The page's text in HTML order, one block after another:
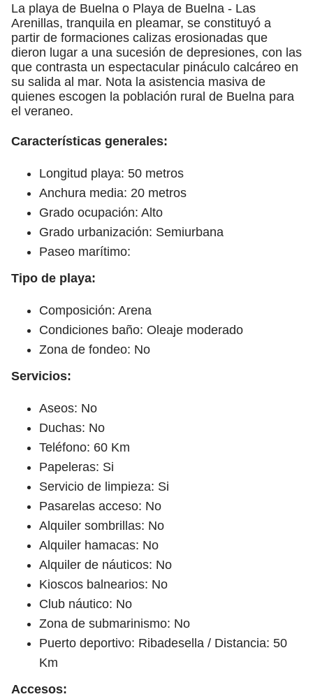
La playa de Buelna o Playa de Buelna - Las
Arenillas, tranquila en pleamar, se constituyó a
partir de formaciones calizas erosionadas que
dieron lugar a una sucesión de depresiones, con las
que contrasta un espectacular pináculo calcáreo en
su salida al mar. Nota la asistencia masiva de
quienes escogen la población rural de Buelna para
el veraneo.
Características generales:
Longitud playa: 50 metros
Anchura media: 20 metros
Grado ocupación: Alto
Grado urbanización: Semiurbana
Paseo marítimo:
Tipo de playa:
Composición: Arena
Condiciones baño: Oleaje moderado
Zona de fondeo: No
Servicios:
Aseos: No
Duchas: No
Teléfono: 60 Km
Papeleras: Si
Servicio de limpieza: Si
Pasarelas acceso: No
Alquiler sombrillas: No
Alquiler hamacas: No
Alquiler de náuticos: No
Kioscos balnearios: No
Club náutico: No
Zona de submarinismo: No
Puerto deportivo: Ribadesella / Distancia: 50
Km
Accesos: